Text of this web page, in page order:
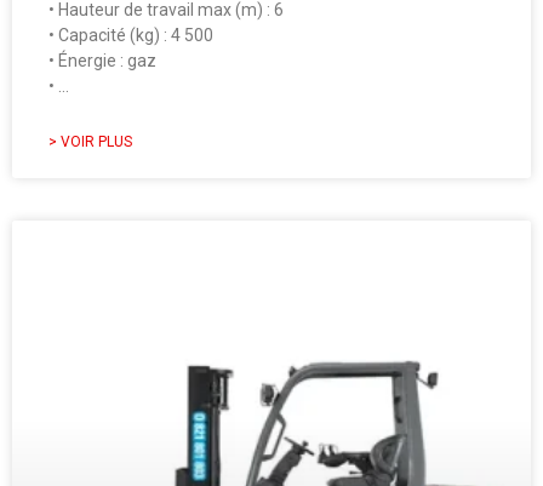
• Hauteur de travail max (m) : 6
• Capacité (kg) : 4 500
• Énergie : gaz
• …
> VOIR PLUS